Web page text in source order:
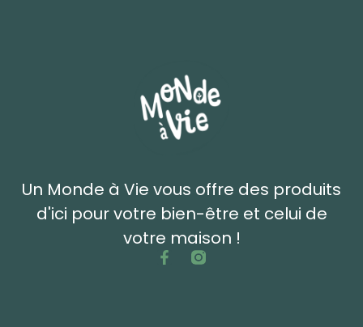
Un Monde à Vie vous offre des produits
d'ici pour votre bien-être et celui de
votre maison !